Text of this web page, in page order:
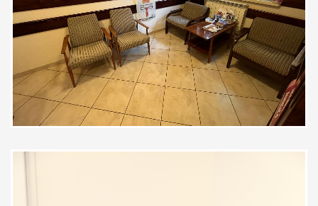
Polecam bardzo tego lekarza bo
leczę się już u powyższego
specjalisty kilkanaście lat i zawsze
jestem zadowolona z wizyty.
Pacjent